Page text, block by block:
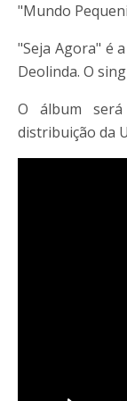
"Mundo
"Seja Agora" é
Deolinda. O
O álbum
distribuição da